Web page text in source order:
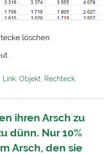
löschen.
Link,Objekt, Rechteck,
ihren Arsch zu
dünn. Nur 10%
Arsch, den sie